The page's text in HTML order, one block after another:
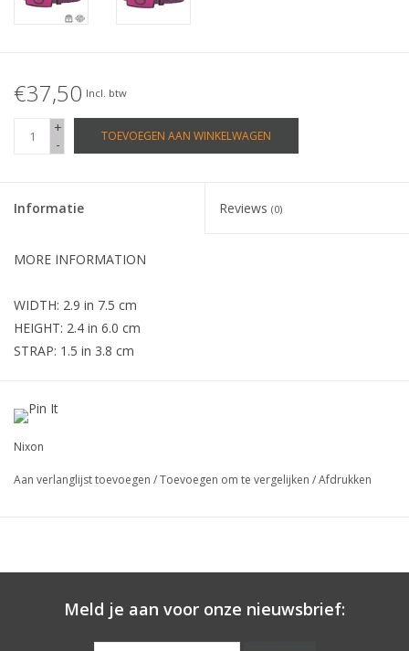
€37,50 Incl. btw
+
-
TOEVOEGEN AAN WINKELWAGEN
Informatie Reviews (0)
MORE INFORMATION
WIDTH: 2.9 in 7.5 cm
HEIGHT: 2.4 in 6.0 cm
STRAP: 1.5 in 3.8 cm
• interchangable custom-cast single-post buckle
• enamel buckle inlay
• split grain leather strap with suede backing
Nixon
Aan verlanglijst toevoegen /Toevoegen om te vergelijken /Afdrukken
Meld je aan voor onze nieuwsbrief: